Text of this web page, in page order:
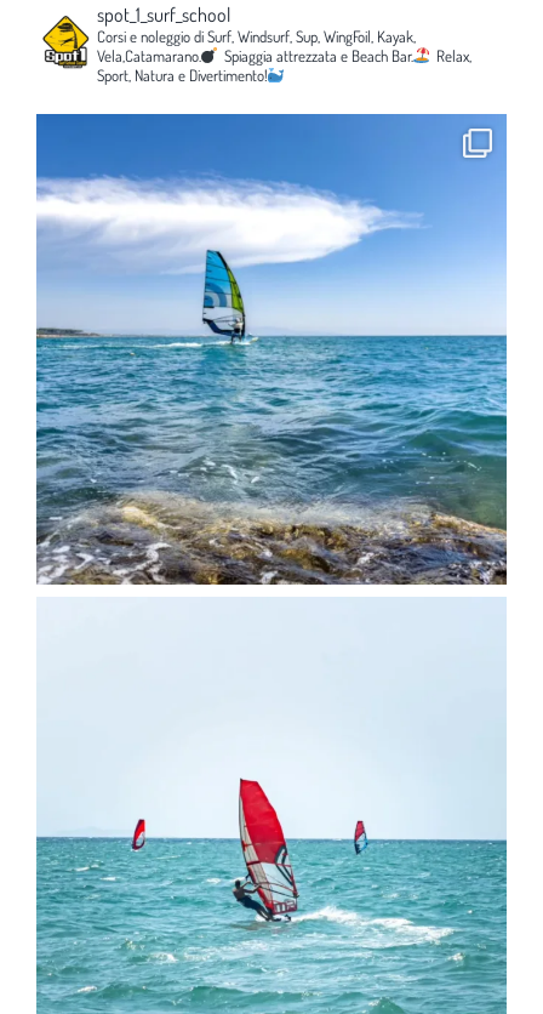
spot_1_surf_school
Corsi e noleggio di Surf, Windsurf, Sup, WingFoil, Kayak,
Vela,Catamarano.
Spiaggia attrezzata e Beach Bar.
Relax,
Sport, Natura e Divertimento!